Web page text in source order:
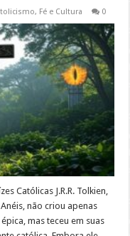
, Fé e Cultura 0
Católicas J.R.R. Tolkien,
não criou apenas
mas teceu em suas